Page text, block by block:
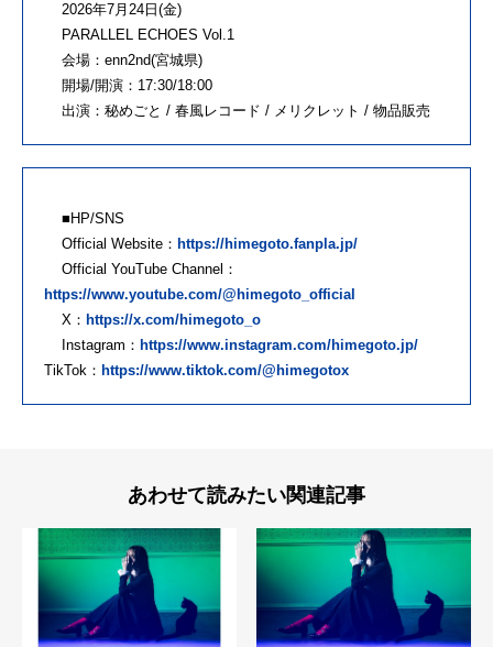
2026年7月24日(金)
PARALLEL ECHOES Vol.1
会場：enn2nd(宮城県)
開場/開演：17:30/18:00
出演：秘めごと / 春風レコード / メリクレット / 物品販売
■HP/SNS
Official Website： https://himegoto.fanpla.jp/
Official YouTube Channel：
https://www.youtube.com/@himegoto_official
X： https://x.com/himegoto_o
Instagram： https://www.instagram.com/himegoto.jp/
TikTok： https://www.tiktok.com/@himegotox
あわせて読みたい関連記事